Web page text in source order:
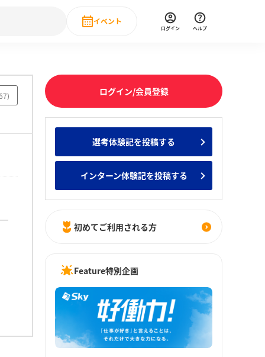
新卒就職人気企業ランキング みんなのインターン人気企業ランキ
・DX現場社員インタビュー
イベント
直近のイベント一覧
ログイン ヘルプ
) ログイン/会員登録
選考体験記を投稿する
インターン体験記を投稿する
初めてご利用される方
Feature特別企画